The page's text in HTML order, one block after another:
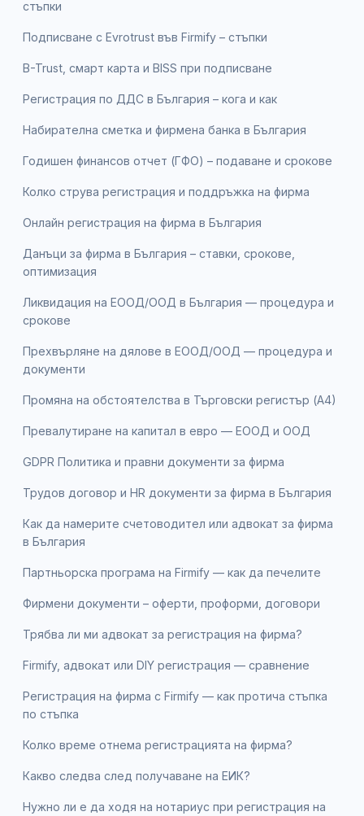
стъпки
Подписване с Evrotrust във Firmify – стъпки
B-Trust, смарт карта и BISS при подписване
Регистрация по ДДС в България – кога и как
Набирателна сметка и фирмена банка в България
Годишен финансов отчет (ГФО) – подаване и срокове
Колко струва регистрация и поддръжка на фирма
Онлайн регистрация на фирма в България
Данъци за фирма в България – ставки, срокове,
оптимизация
Ликвидация на ЕООД/ООД в България — процедура и
срокове
Прехвърляне на дялове в ЕООД/ООД — процедура и
документи
Промяна на обстоятелства в Търговски регистър (А4)
Превалутиране на капитал в евро — ЕООД и ООД
GDPR Политика и правни документи за фирма
Трудов договор и HR документи за фирма в България
Как да намерите счетоводител или адвокат за фирма
в България
Партньорска програма на Firmify — как да печелите
Фирмени документи – оферти, проформи, договори
Трябва ли ми адвокат за регистрация на фирма?
Firmify, адвокат или DIY регистрация — сравнение
Регистрация на фирма с Firmify — как протича стъпка
по стъпка
Колко време отнема регистрацията на фирма?
Какво следва след получаване на ЕИК?
Нужно ли е да ходя на нотариус при регистрация на